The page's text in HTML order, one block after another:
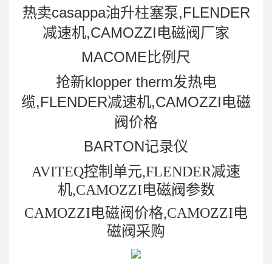
热卖casappa油升柱塞泵,FLENDER
减速机,CAMOZZI电磁阀厂家
MACOME比例尺
抢新klopper therm发热电
缆,FLENDER减速机,CAMOZZI电磁
阀价格
BARTON记录仪
AVITEQ控制单元,FLENDER减速
机,CAMOZZI电磁阀参数
CAMOZZI电磁阀价格,CAMOZZI电
磁阀采购